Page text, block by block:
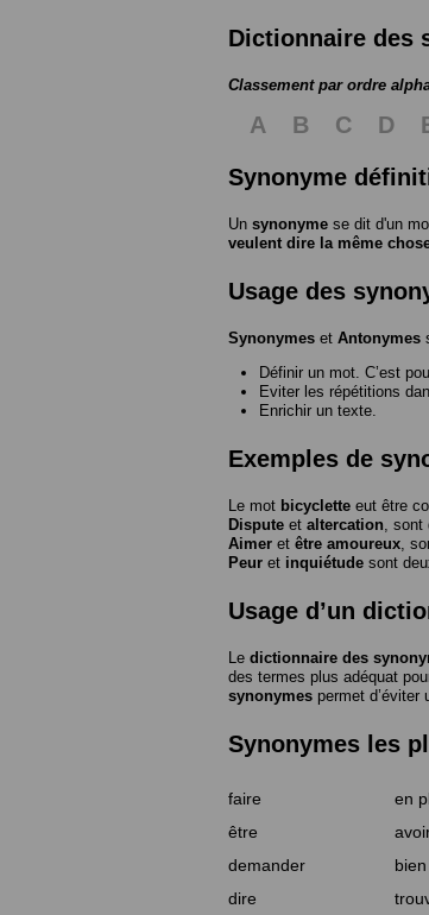
Dictionnaire des
Classement par ordre
A B C D
Synonyme
Un synonyme se dit d'un
veulent dire la même
Usage des
Synonymes et Antonymes
Définir un mot. C’est
Eviter les répétitions
Enrichir un texte.
Exemples de
Le mot bicyclette eut être
Dispute et altercation ,
Aimer et être amoureux ,
Peur et inquiétude sont
Usage d’un
Le dictionnaire des
des termes plus adéquat
synonymes permet
Synonymes les
faire en
être
demander
bien
dire